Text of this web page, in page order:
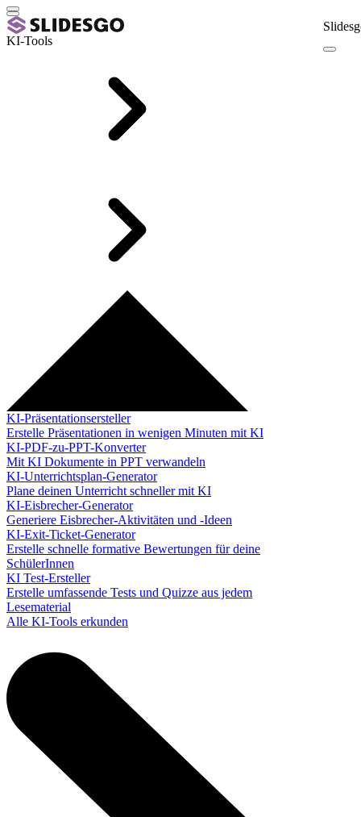
KI-Tools
KI-Präsentationsersteller
Erstelle Präsentationen in wenigen Minuten mit KI
KI-PDF-zu-PPT-Konverter
Mit KI Dokumente in PPT verwandeln
KI-Unterrichtsplan-Generator
Plane deinen Unterricht schneller mit KI
KI-Eisbrecher-Generator
Generiere Eisbrecher-Aktivitäten und -Ideen
KI-Exit-Ticket-Generator
Erstelle schnelle formative Bewertungen für deine
SchülerInnen
KI Test-Ersteller
Erstelle umfassende Tests und Quizze aus jedem
Lesematerial
Alle KI-Tools erkunden